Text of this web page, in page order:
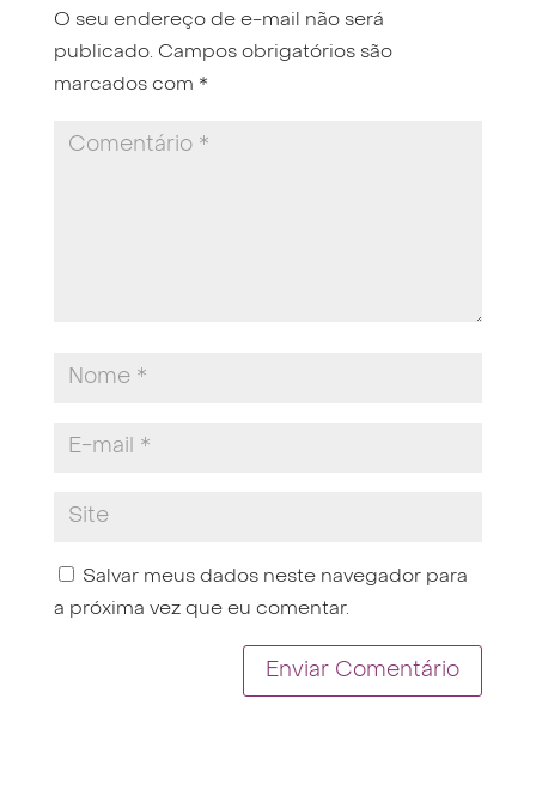
O seu endereço de e-mail não será
publicado. Campos obrigatórios são
marcados com *
Salvar meus dados neste navegador para
a próxima vez que eu comentar.